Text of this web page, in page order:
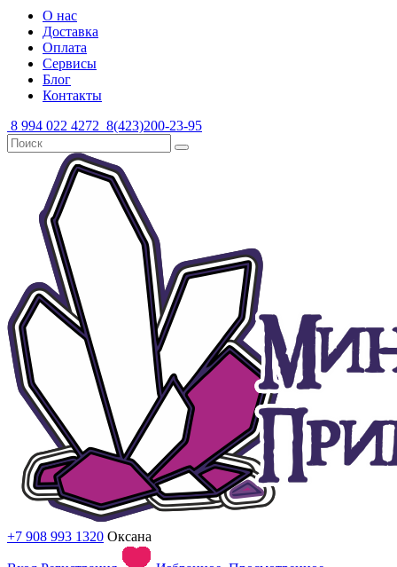
О нас
Доставка
Оплата
Сервисы
Блог
Контакты
8 994 022 4272 8(423)200-23-95
+7 908 993 1320 Оксана